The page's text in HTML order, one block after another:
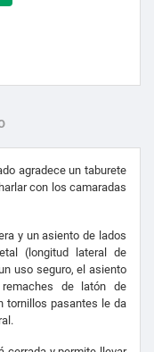
agradece un taburete
con los camaradas
y un asiento de lados
(longitud lateral de
uso seguro, el asiento
de latón de
tornillos pasantes le da